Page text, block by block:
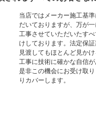
当店ではメーカー施工基
だいておりますが、万が
工事させていただいたす
けしております。法定保
見渡してもほとんど見か
工事に技術に確かな自信
是非この機会にお受け取
りカバーします。